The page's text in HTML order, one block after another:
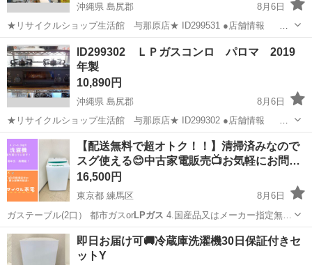
沖縄県 島尻郡
8月6日
★リサイクルショップ生活館 与那原店★ ID299531 ●店舗情報
営業時間：10：00 ～ 19：30(定休日は年末年始のみ） 住
所：与那原町上与那原２８９ 電話番号：ジモティーの規約により掲
載...
沖縄 島尻郡
ID299302 ＬＰガスコンロ パロマ 2019
年製
10,890円
沖縄県 島尻郡
8月6日
★リサイクルショップ生活館 与那原店★ ID299302 ●店舗情報
営業時間：10：00 ～ 19：30(定休日は年末年始のみ） 住
所：与那原町上与那原２８９ 電話番号：ジモティーの規約により掲
載...
沖縄 島尻郡 調理器具
【配送無料で超オトク！！】清掃済みなので
スグ使える😊中古家電販売📺お気軽にお問…
16,500円
東京都 練馬区
8月6日
ガステーブル(2口） 都市ガスorLPガス 4.国産品又はメーカー指定無…
東京 練馬区 生活家電 取り付け
即日お届け可🚚冷蔵庫洗濯機30日保証付きセ
ットY